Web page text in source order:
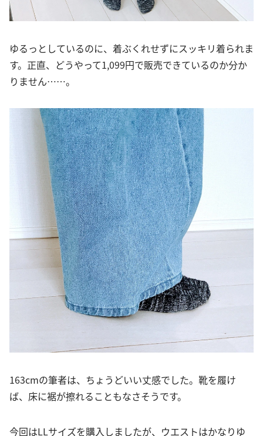
ゆるっとしているのに、着ぶくれせずにスッキリ着られま
す。正直、どうやって1,099円で販売できているのか分か
りません……。
163cmの筆者は、ちょうどいい丈感でした。靴を履け
ば、床に裾が擦れることもなさそうです。
今回はLLサイズを購入しましたが、ウエストはかなりゆ